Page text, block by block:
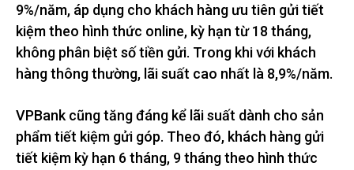
9%/năm, áp dụng cho khách hàng ưu tiên gửi tiết
kiệm theo hình thức online, kỳ hạn từ 18 tháng,
không phân biệt số tiền gửi. Trong khi với khách
hàng thông thường, lãi suất cao nhất là 8,9%/năm.
VPBank cũng tăng đáng kể lãi suất dành cho sản
phẩm tiết kiệm gửi góp. Theo đó, khách hàng gửi
tiết kiệm kỳ hạn 6 tháng, 9 tháng theo hình thức